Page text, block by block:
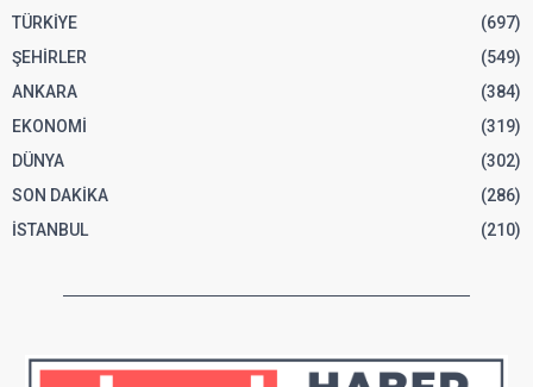
TÜRKİYE
(697)
ŞEHİRLER
(549)
ANKARA
(384)
EKONOMİ
(319)
DÜNYA
(302)
SON DAKİKA
(286)
İSTANBUL
(210)